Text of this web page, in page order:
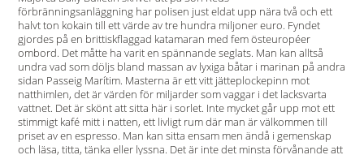
förbränningsanläggning har polisen just eldat upp nära två och ett
halvt ton kokain till ett värde av tre hundra miljoner euro. Fyndet
gjordes på en brittiskflaggad katamaran med fem östeuropéer
ombord. Det måtte ha varit en spännande seglats. Man kan alltså
undra vad som döljs bland massan av lyxiga båtar i marinan på andra
sidan Passeig Marítim. Masterna är ett vitt jätteplockepinn mot
natthimlen, det är värden för miljarder som vaggar i det lacksvarta
vattnet. Det är skönt att sitta här i sorlet. Inte mycket går upp mot ett
stimmigt kafé mitt i natten, ett livligt rum där man är välkommen till
priset av en espresso. Man kan sitta ensam men ändå i gemenskap
och läsa, titta, tänka eller lyssna. Det är inte det minsta förvånande att